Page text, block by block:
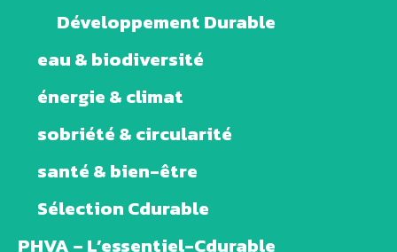
Développement Durable
eau & biodiversité
énergie & climat
sobriété & circularité
santé & bien-être
Sélection Cdurable
PHVA – L’essentiel-Cdurable